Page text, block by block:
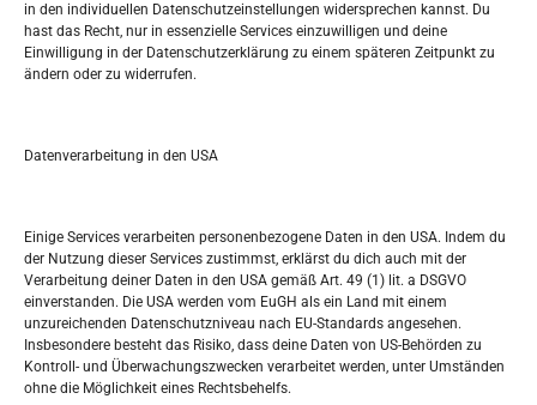
in den individuellen Datenschutzeinstellungen widersprechen kannst. Du
hast das Recht, nur in essenzielle Services einzuwilligen und deine
Einwilligung in der Datenschutzerklärung zu einem späteren Zeitpunkt zu
ändern oder zu widerrufen.
Datenverarbeitung in den USA
Einige Services verarbeiten personenbezogene Daten in den USA. Indem du
der Nutzung dieser Services zustimmst, erklärst du dich auch mit der
Verarbeitung deiner Daten in den USA gemäß Art. 49 (1) lit. a DSGVO
einverstanden. Die USA werden vom EuGH als ein Land mit einem
unzureichenden Datenschutzniveau nach EU-Standards angesehen.
Insbesondere besteht das Risiko, dass deine Daten von US-Behörden zu
Kontroll- und Überwachungszwecken verarbeitet werden, unter Umständen
ohne die Möglichkeit eines Rechtsbehelfs.
Pretražite stranicu:
S
AUGUST 2017
M D M D F S
1 2 3 4 5
7 8 9 10 11 12 13